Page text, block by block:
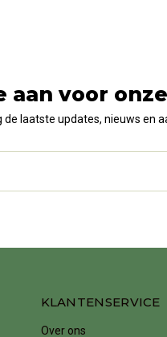
aan voor
de laatste updates, nieuws en
KLANTENSERVICE
Over ons